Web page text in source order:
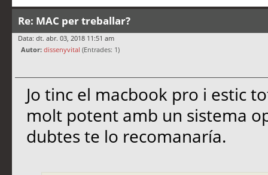
Re: MAC per treballar?
Data: dt. abr. 03, 2018 11:51 am
Autor: dissenyvital (Entrades: 1)
Jo tinc el macbook pro i estic
molt potent amb un sistema
dubtes te lo recomanaría.